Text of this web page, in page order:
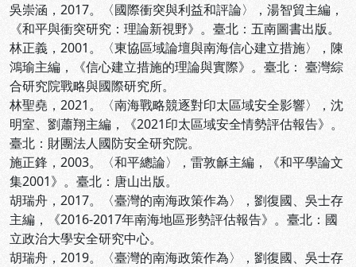
吳崇涵，2017。〈國際衝突與利益和評論〉，湯智貿主編，
《和平與衝突研究：理論新視野》。臺北：五南圖書出版。
林正義，2001。〈東協區域論壇與南海信心建立措施〉，陳
鴻瑜主編，《信心建立措施的理論與實際》。臺北： 臺灣綜
合研究院戰略與國際研究所。
林聖堯，2021。〈南海戰略競逐對印太區域安全影響〉，沈
明室、劉蕭翔主編，《2021印太區域安全情勢評估報告》。
臺北：財團法人國防安全研究院。
施正鋒，2003。〈和平總論〉，雷敦龢主編，《和平學論文
集2001》。臺北：唐山出版。
胡瑞舟，2017。〈臺灣的南海政策作為〉，劉復國、吳士存
主編，《2016-2017年南海地區形勢評估報告》。臺北：國
立政治大學安全研究中心。
胡瑞舟，2019。〈臺灣的南海政策作為〉，劉復國、吳士存